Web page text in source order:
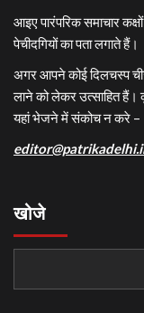
आइए पारंपरिक समाचार
पेचीदगियों का पता लगाते हैं।
अगर आपने कोई दिलचस्प
लाने को लेकर उत्साहित हैं।
यहां भेजने में संकोच न करे –
खोजे